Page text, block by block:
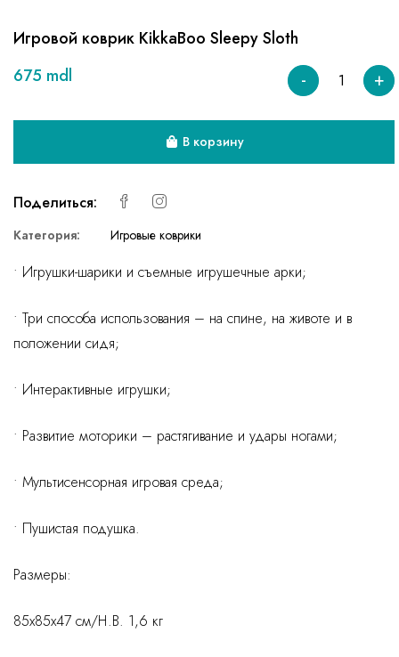
Игровой коврик KikkaBoo Sleepy Sloth
675 mdl
- +
В корзину
Поделиться:
Категория: Игровые коврики
• Игрушки-шарики и съемные игрушечные арки;
• Три способа использования – на спине, на животе и в
положении сидя;
• Интерактивные игрушки;
• Развитие моторики – растягивание и удары ногами;
• Мультисенсорная игровая среда;
• Пушистая подушка.
Размеры:
85x85x47 см/Н.В. 1,6 кг